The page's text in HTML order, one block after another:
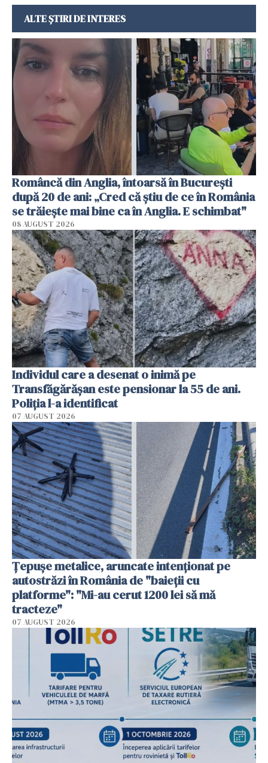
ALTE ȘTIRI DE INTERES
Româncă din Anglia, întoarsă în București
după 20 de ani: „Cred că știu de ce în România
se trăiește mai bine ca în Anglia. E schimbat"
08 AUGUST 2026
Individul care a desenat o inimă pe
Transfăgărășan este pensionar la 55 de ani.
Poliția l-a identificat
07 AUGUST 2026
Țepușe metalice, aruncate intenționat pe
autostrăzi în România de "baieții cu
platforme": "Mi-au cerut 1200 lei să mă
tracteze"
07 AUGUST 2026